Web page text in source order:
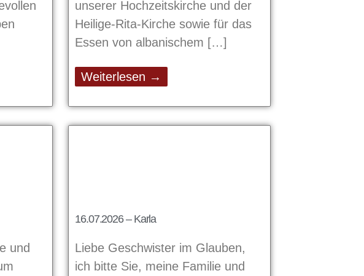
unserer Hochzeitskirche und der
Heilige-Rita-Kirche sowie für das
Essen von albanischem
Weiterlesen →
und
16.07.2026 – Karla
Liebe Geschwister im Glauben,
ich bitte Sie, meine Familie und